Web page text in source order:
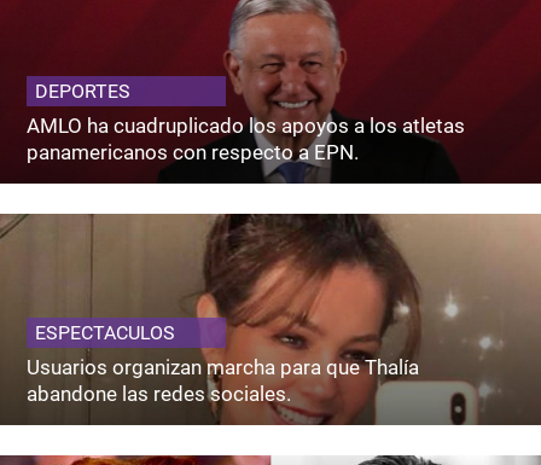
DEPORTES
AMLO ha cuadruplicado los apoyos a los atletas
panamericanos con respecto a EPN.
ESPECTACULOS
Usuarios organizan marcha para que Thalía
abandone las redes sociales.